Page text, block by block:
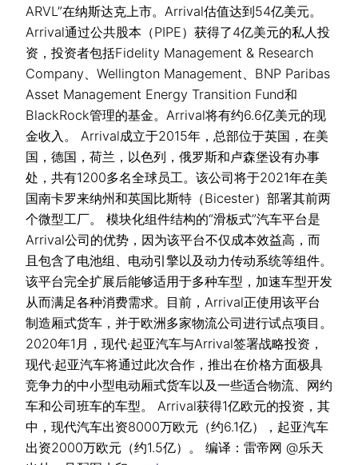
ARVL”在纳斯达克上市。Arrival估值达到54亿美元。
Arrival通过公共股本（PIPE）获得了4亿美元的私人投
资，投资者包括Fidelity Management & Research
Company、Wellington Management、BNP Paribas
Asset Management Energy Transition Fund和
BlackRock管理的基金。Arrival将有约6.6亿美元的现
金收入。 Arrival成立于2015年，总部位于英国，在美
国，德国，荷兰，以色列，俄罗斯和卢森堡设有办事
处，共有1200多名全球员工。该公司将于2021年在美
国南卡罗来纳州和英国比斯特（Bicester）部署其前两
个微型工厂。 模块化组件结构的“滑板式”汽车平台是
Arrival公司的优势，因为该平台不仅成本效益高，而
且包含了电池组、电动引擎以及动力传动系统等组件。
该平台完全扩展后能够适用于多种车型，加速车型开发
从而满足各种消费需求。目前，Arrival正使用该平台
制造厢式货车，并于欧洲多家物流公司进行试点项目。
2020年1月，现代·起亚汽车与Arrival签署战略投资，
现代·起亚汽车将通过此次合作，推出在价格方面极具
竞争力的中小型电动厢式货车以及一些适合物流、网约
车和公司班车的车型。 Arrival获得1亿欧元的投资，其
中，现代汽车出资8000万欧元（约6.1亿），起亚汽车
出资2000万欧元（约1.5亿）。 编译：雷帝网 @乐天